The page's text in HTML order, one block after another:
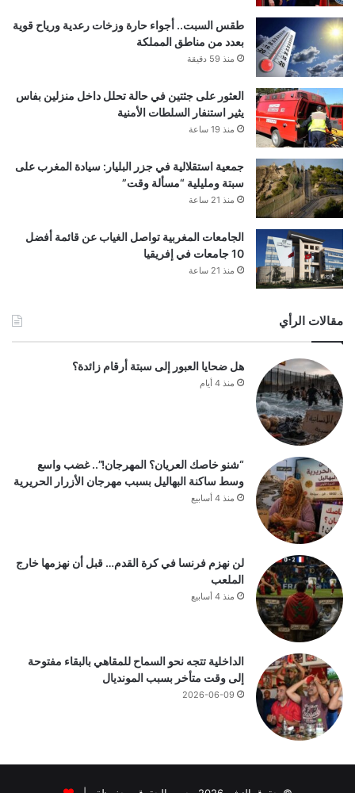
طقس السبت.. أجواء حارة وزخات رعدية ورياح قوية
بعدد من مناطق المملكة
منذ 59 دقيقة
العثور على جثتين في حالة تحلل داخل منزلين بفاس
يثير استنفار السلطات الأمنية
منذ 19 ساعة
جمعية استقلالية في جزر البليار: سيادة المغرب على
سبتة ومليلية “مسألة وقت”
منذ 21 ساعة
الجامعات المغربية تواصل الغياب عن قائمة أفضل
10 جامعات في إفريقيا
منذ 21 ساعة
مقالات الرأي
هل ضحايا العبور إلى سبتة أرقام زائدة؟
منذ 4 أيام
“شنو خاصك العريان؟ المهرجان!”.. غضب واسع
وسط ساكنة البهاليل بسبب مهرجان الأزرار الحريرية
منذ 4 أسابيع
لن نهزم فرنسا في كرة القدم… قبل أن نهزمها خارج
الملعب
منذ 4 أسابيع
الداخلية تتجه نحو السماح للمقاهي بالبقاء مفتوحة
إلى وقت متأخر بسبب المونديال
2026-06-09